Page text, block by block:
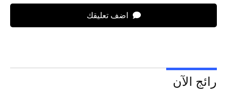
اضف تعليقك
رائج الآن